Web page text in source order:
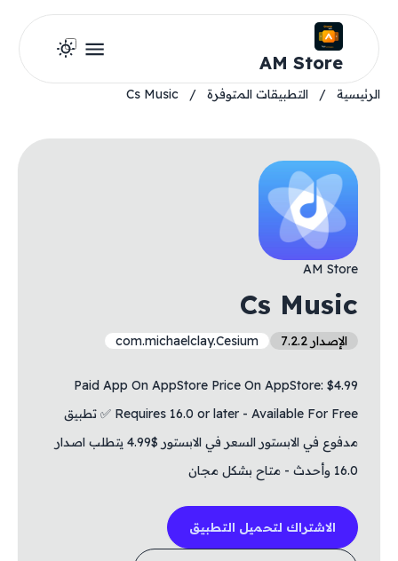
AM Store
الرئيسية / التطبيقات المتوفرة /
Cs Music
AM Store
Cs Music
الإصدار 7.2.2 com.michaelclay.Cesium
Paid App On AppStore Price On AppStore: $4.99
Requires 16.0 or later - Available For Free ✅ تطبيق
مدفوع في الابستور السعر في الابستور $4.99 يتطلب اصدار
16.0 وأحدث - متاح بشكل مجان
الاشتراك لتحميل التطبيق